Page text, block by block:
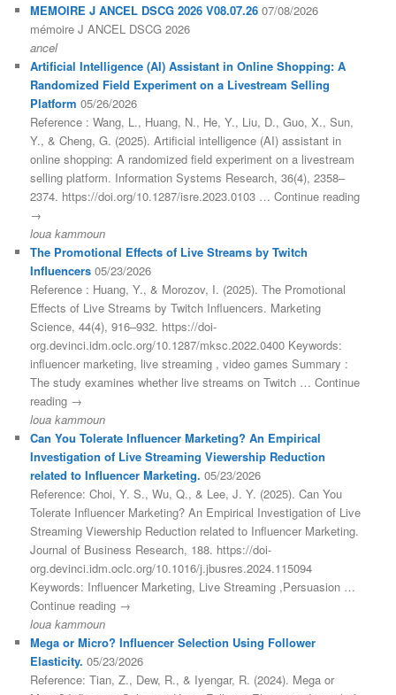
MEMOIRE J ANCEL DSCG 2026 V08.07.26 07/08/2026
mémoire J ANCEL DSCG 2026
ancel
Artificial Intelligence (AI) Assistant in Online Shopping: A
Randomized Field Experiment on a Livestream Selling
Platform 05/26/2026
Reference : Wang, L., Huang, N., He, Y., Liu, D., Guo, X., Sun,
Y., & Cheng, G. (2025). Artificial intelligence (AI) assistant in
online shopping: A randomized field experiment on a livestream
selling platform. Information Systems Research, 36(4), 2358–
2374. https://doi.org/10.1287/isre.2023.0103 … Continue reading
→
loua kammoun
The Promotional Effects of Live Streams by Twitch
Influencers 05/23/2026
Reference : Huang, Y., & Morozov, I. (2025). The Promotional
Effects of Live Streams by Twitch Influencers. Marketing
Science, 44(4), 916–932. https://doi-
org.devinci.idm.oclc.org/10.1287/mksc.2022.0400 Keywords:
influencer marketing, live streaming , video games Summary :
The study examines whether live streams on Twitch … Continue
reading →
loua kammoun
Can You Tolerate Influencer Marketing? An Empirical
Investigation of Live Streaming Viewership Reduction
related to Influencer Marketing. 05/23/2026
Reference: Choi, Y. S., Wu, Q., & Lee, J. Y. (2025). Can You
Tolerate Influencer Marketing? An Empirical Investigation of Live
Streaming Viewership Reduction related to Influencer Marketing.
Journal of Business Research, 188. https://doi-
org.devinci.idm.oclc.org/10.1016/j.jbusres.2024.115094
Keywords: Influencer Marketing, Live Streaming ,Persuasion …
Continue reading →
loua kammoun
Mega or Micro? Influencer Selection Using Follower
Elasticity. 05/23/2026
Reference: Tian, Z., Dew, R., & Iyengar, R. (2024). Mega or